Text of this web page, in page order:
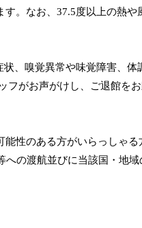
。なお、37.5度以上の熱や
、嗅覚異常や味覚障害、体
フがお声がけし、ご退館を
能性のある方がいらっしゃる
への渡航並びに当該国・地